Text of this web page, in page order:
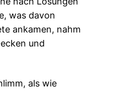
was davon
ankamen, nahm
und
als wie